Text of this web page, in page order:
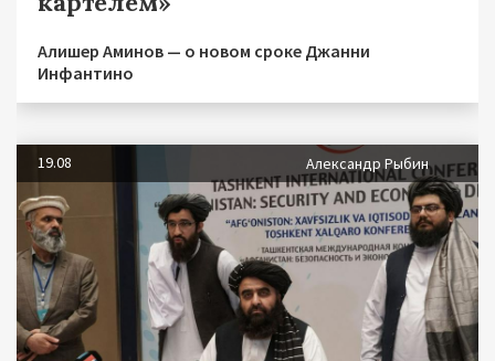
Алишер Аминов — о новом сроке Джанни
Инфантино
19.08 Александр Рыбин